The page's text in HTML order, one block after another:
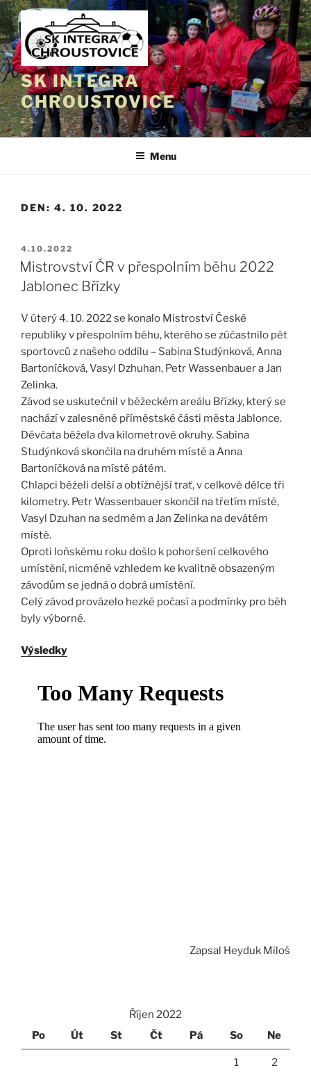
Přejít
k
obsahu
webu
SK INTEGRA
CHROUSTOVICE
z. s.
Menu
DEN: 4. 10. 2022
PUBLIKOVÁNO
4.10.2022
Mistrovství ČR v přespolním běhu 2022
Jablonec Břízky
V úterý 4. 10. 2022 se konalo Mistroství České
republiky v přespolním běhu, kterého se zúčastnilo pět
sportovců z našeho oddílu – Sabina Studýnková, Anna
Bartoníčková, Vasyl Dzhuhan, Petr Wassenbauer a Jan
Zelinka.
Závod se uskutečnil v běžeckém areálu Břízky, který se
nachází v zalesněné příměstské části města Jablonce.
Děvčata běžela dva kilometrové okruhy. Sabina
Studýnková skončila na druhém místě a Anna
Bartoníčková na místě pátém.
Chlapci běželi delší a obtížnější trať, v celkové délce tři
kilometry. Petr Wassenbauer skončil na třetím místě,
Vasyl Dzuhan na sedmém a Jan Zelinka na devátém
místě.
Oproti loňskému roku došlo k pohoršení celkového
umístění, nicméně vzhledem ke kvalitně obsazeným
závodům se jedná o dobrá umístění.
Celý závod provázelo hezké počasí a podmínky pro běh
byly výborné.
Výsledky
Zapsal Heyduk Miloš
Říjen 2022
Po
Út St Čt Pá So Ne
1 2